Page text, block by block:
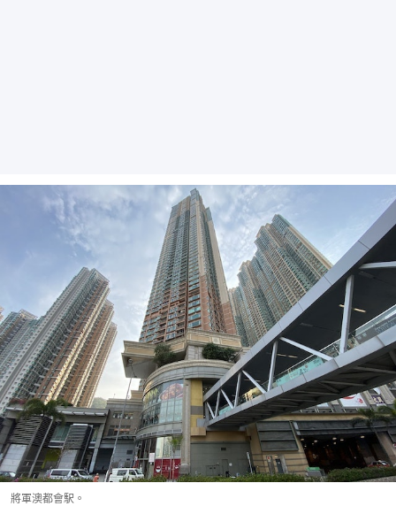
將軍澳都會駅。